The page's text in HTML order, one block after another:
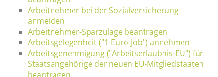
Arbeitnehmer bei der Sozialversicherung
anmelden
Arbeitnehmer-Sparzulage beantragen
Arbeitsgelegenheit ("1-Euro-Job") annehmen
Arbeitsgenehmigung ("Arbeitserlaubnis-EU") für
Staatsangehörige der neuen EU-Mitgliedstaaten
beantragen